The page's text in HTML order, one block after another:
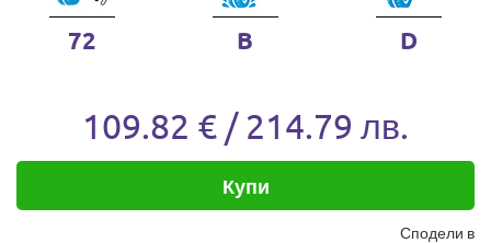
72 B D
109.82 € / 214.79 лв.
Купи
Сподели в